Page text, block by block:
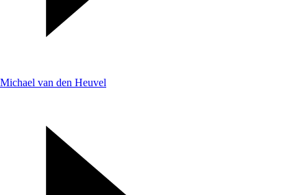
Michael van den Heuvel